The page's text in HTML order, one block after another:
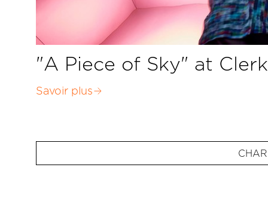
"A Piece of Sky" at
Savoir plus